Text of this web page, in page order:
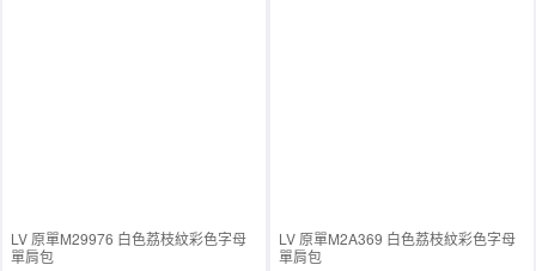
LV 原單M29976 白色荔枝紋彩色字母
單肩包
LV 原單M2A369 白色荔枝紋彩色字母
單肩包